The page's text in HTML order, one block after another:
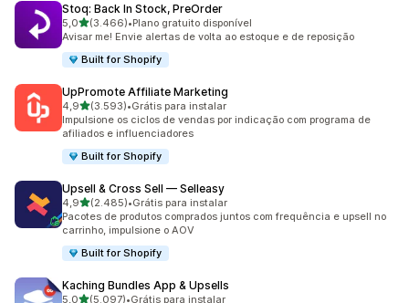
Stoq: Back In Stock, PreOrder
5,0de 5 estrelas
(3.466)
3466 avaliações ao todo
•Plano gratuito disponível
Avisar me! Envie alertas de volta ao estoque e de reposição
Built for Shopify
UpPromote Affiliate Marketing
4,9de 5 estrelas
(3.593)
3593 avaliações ao todo
•Grátis para instalar
Impulsione os ciclos de vendas por indicação com programa de
afiliados e influenciadores
Built for Shopify
Upsell & Cross Sell — Selleasy
4,9de 5 estrelas
(2.485)
2485 avaliações ao todo
•Grátis para instalar
Pacotes de produtos comprados juntos com frequência e upsell no
carrinho, impulsione o AOV
Built for Shopify
Kaching Bundles App & Upsells
5,0de 5 estrelas
(5.097)•Grátis para instalar